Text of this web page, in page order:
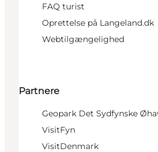
FAQ turist
Oprettelse på Langeland.dk
Webtilgængelighed
Partnere
Geopark Det Sydfynske
VisitFyn
VisitDenmark